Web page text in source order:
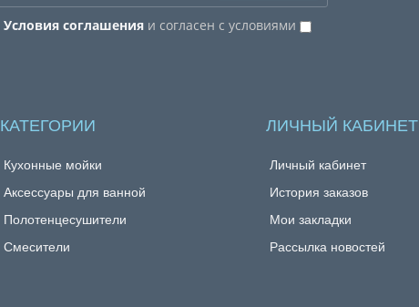
Условия соглашенияи согласен с условиями
КАТЕГОРИИ
Кухонные мойки
Аксессуары для ванной
Полотенцесушители
Смесители
ЛИЧНЫЙ КАБИНЕТ
Личный кабинет
История заказов
Мои закладки
Рассылка новостей